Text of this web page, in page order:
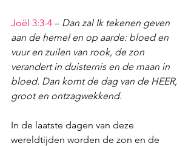
Joël 3:3-4 – Dan zal Ik tekenen geven
aan de hemel en op aarde: bloed en
vuur en zuilen van rook, de zon
verandert in duisternis en de maan in
bloed. Dan komt de dag van de HEER,
groot en ontzagwekkend.
In de laatste dagen van deze
wereldtijden worden de zon en de